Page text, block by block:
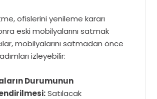
ofislerini yenileme kararı
eski mobilyalarını satmak
mobilyalarını satmadan önce
izleyebilir:
Durumunun
Satılacak